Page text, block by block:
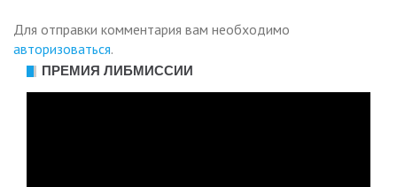
Для отправки комментария вам необходимо
авторизоваться.
ПРЕМИЯ ЛИБМИССИИ